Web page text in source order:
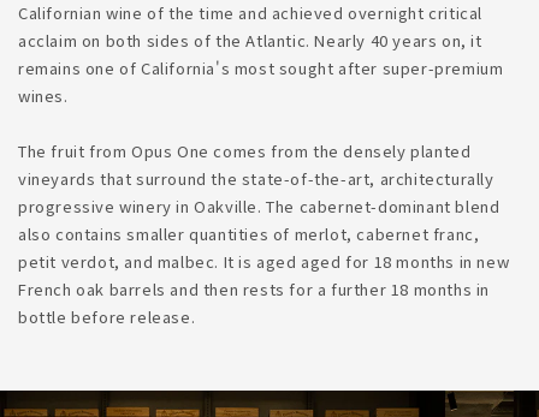
Californian wine of the time and achieved overnight critical
acclaim on both sides of the Atlantic. Nearly 40 years on, it
remains one of California's most sought after super-premium
wines.
The fruit from Opus One comes from the densely planted
vineyards that surround the state-of-the-art, architecturally
progressive winery in Oakville. The cabernet-dominant blend
also contains smaller quantities of merlot, cabernet franc,
petit verdot, and malbec. It is aged aged for 18 months in new
French oak barrels and then rests for a further 18 months in
bottle before release.